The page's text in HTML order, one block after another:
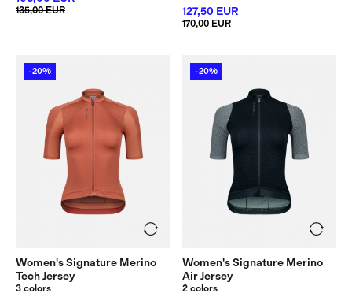
135,00 EUR 127,50 EUR
170,00 EUR
-20%
Women's Signature Merino
Tech Jersey
3 colors
-20%
Women's Signature Merino
Air Jersey
2 colors